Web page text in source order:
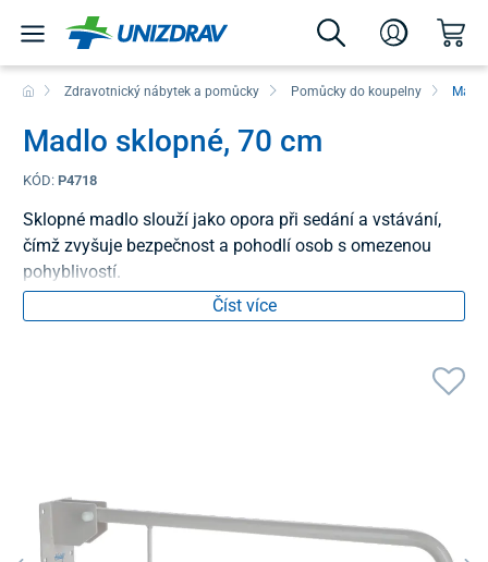
Zdravotnický nábytek a pomůcky Pomůcky do koupelny
Madlo sklopné, 70 cm
KÓD: P4718
Sklopné madlo slouží jako opora při sedání a vstávání,
čímž zvyšuje bezpečnost a pohodlí osob s omezenou
pohyblivostí.
Číst více